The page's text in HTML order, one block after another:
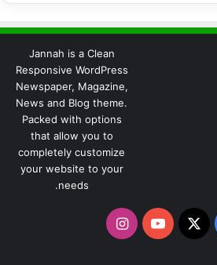
Jannah is a Clean
Responsive WordPress
Newspaper, Magazine,
News and Blog theme.
Packed with options
that allow you to
completely customize
your website to your
needs.
فيسبوك
‫X
‫YouTubeانستقرام